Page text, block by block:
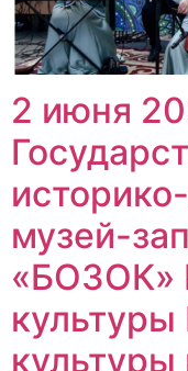
2 июня
музей-
«БОЗОК»